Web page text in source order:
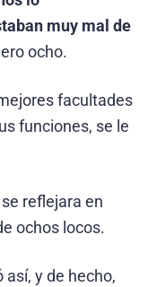
muy mal de
ocho.
facultades
funciones, se le
reflejara en
ochos locos.
y de hecho,